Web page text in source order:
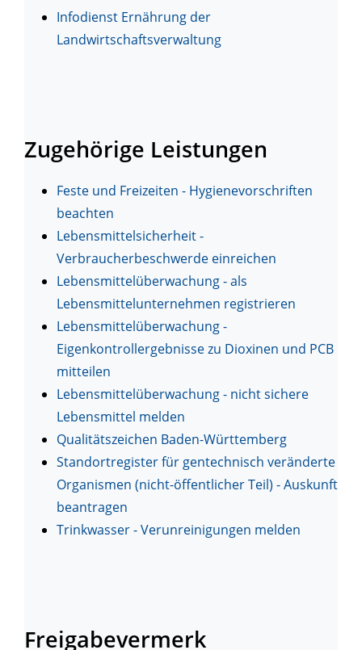
Infodienst Ernährung der
Landwirtschaftsverwaltung
Zugehörige Leistungen
Feste und Freizeiten - Hygienevorschriften
beachten
Lebensmittelsicherheit -
Verbraucherbeschwerde einreichen
Lebensmittelüberwachung - als
Lebensmittelunternehmen registrieren
Lebensmittelüberwachung -
Eigenkontrollergebnisse zu Dioxinen und PCB
mitteilen
Lebensmittelüberwachung - nicht sichere
Lebensmittel melden
Qualitätszeichen Baden-Württemberg
Standortregister für gentechnisch veränderte
Organismen (nicht-öffentlicher Teil) - Auskunft
beantragen
Trinkwasser - Verunreinigungen melden
Freigabevermerk